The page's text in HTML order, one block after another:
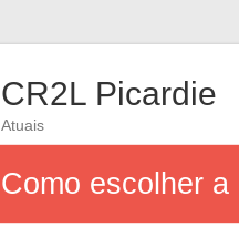
CR2L Picardie
Atuais
Como escolher